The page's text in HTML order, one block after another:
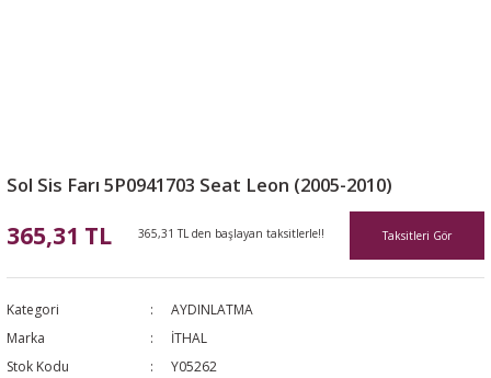
Sol Sis Farı 5P0941703 Seat Leon (2005-2010)
365,31 TL 365,31 TL den başlayan taksitlerle!! Taksitleri Gör
Kategori
AYDINLATMA
Marka
İTHAL
Stok Kodu
Y05262